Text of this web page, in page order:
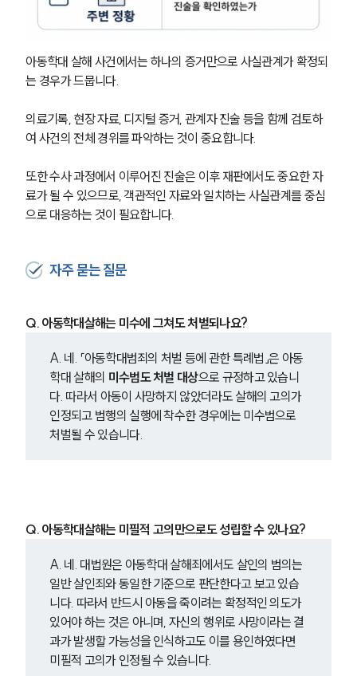
고객의 소리
통합검색
형사 주요 업무사례
사례분석/최신동향
법률지식인
형사소송·상담후기
형사전문변호사
뉴스레터/브로슈어
대륜법률상담예약
대륜법률상담예약
아동학대 살해 사건에서는 하나의 증거만으로 사실관계가 확정되
는 경우가 드뭅니다.
의료기록, 현장 자료, 디지털 증거, 관계자 진술 등을 함께 검토하
여 사건의 전체 경위를 파악하는 것이 중요합니다.
또한 수사 과정에서 이루어진 진술은 이후 재판에서도 중요한 자
료가 될 수 있으므로, 객관적인 자료와 일치하는 사실관계를 중심
으로 대응하는 것이 필요합니다.
자주 묻는 질문
Q. 아동학대살해는 미수에 그쳐도 처벌되나요?
A. 네. 「아동학대범죄의 처벌 등에 관한 특례법」은 아동
학대 살해의 미수범도 처벌 대상으로 규정하고 있습니
다. 따라서 아동이 사망하지 않았더라도 살해의 고의가
인정되고 범행의 실행에 착수한 경우에는 미수범으로
처벌될 수 있습니다.
Q. 아동학대살해는 미필적 고의만으로도 성립할 수 있나요?
A. 네. 대법원은 아동학대 살해죄에서도 살인의 범의는
일반 살인죄와 동일한 기준으로 판단한다고 보고 있습
니다. 따라서 반드시 아동을 죽이려는 확정적인 의도가
있어야 하는 것은 아니며, 자신의 행위로 사망이라는 결
과가 발생할 가능성을 인식하고도 이를 용인하였다면
미필적 고의가 인정될 수 있습니다.